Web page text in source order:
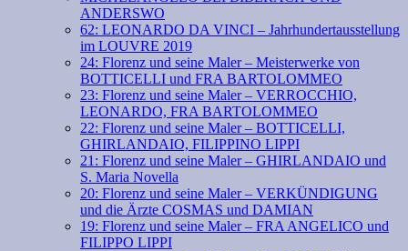
ANDERSWO
62: LEONARDO DA VINCI – Jahrhundertausstellung
im LOUVRE 2019
24: Florenz und seine Maler – Meisterwerke von
BOTTICELLI und FRA BARTOLOMMEO
23: Florenz und seine Maler – VERROCCHIO,
LEONARDO, FRA BARTOLOMMEO
22: Florenz und seine Maler – BOTTICELLI,
GHIRLANDAIO, FILIPPINO LIPPI
21: Florenz und seine Maler – GHIRLANDAIO und
S. Maria Novella
20: Florenz und seine Maler – VERKÜNDIGUNG
und die Ärzte COSMAS und DAMIAN
19: Florenz und seine Maler – FRA ANGELICO und
FILIPPO LIPPI